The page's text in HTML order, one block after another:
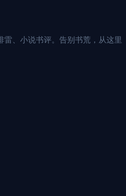
雷、小说书评。告别书荒，从这里